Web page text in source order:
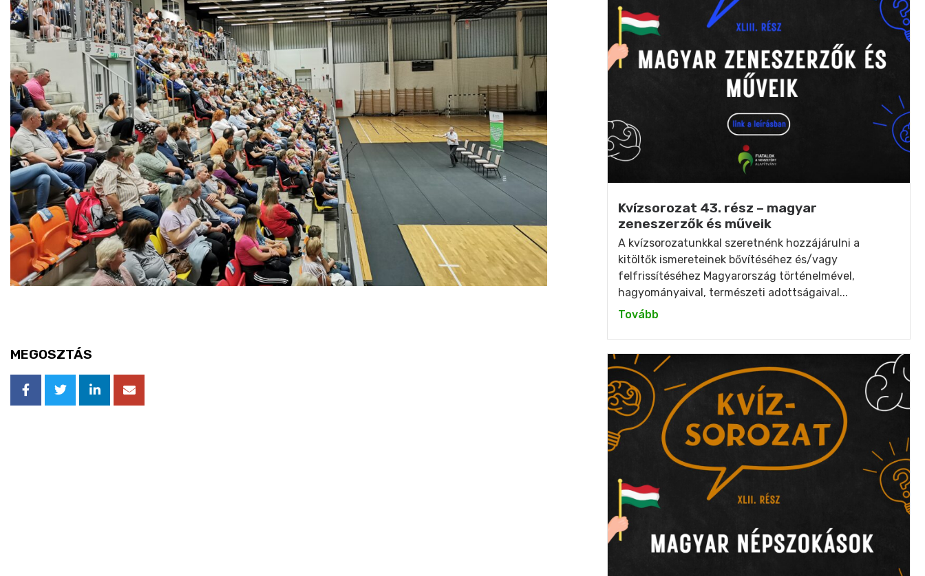
MEGOSZTÁS
Kvízsorozat 43. rész – magyar
zeneszerzők és műveik
A kvízsorozatunkkal szeretnénk hozzájárulni a
kitöltők ismereteinek bővítéséhez és/vagy
felfrissítéséhez Magyarország történelmével,
hagyományaival, természeti adottságaival...
Tovább